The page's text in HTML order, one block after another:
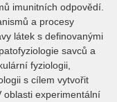
imunitních odpovědí.
a procesy
látek s definovanými
savců a
fyziologii,
s cílem vytvořit
oblasti experimentální